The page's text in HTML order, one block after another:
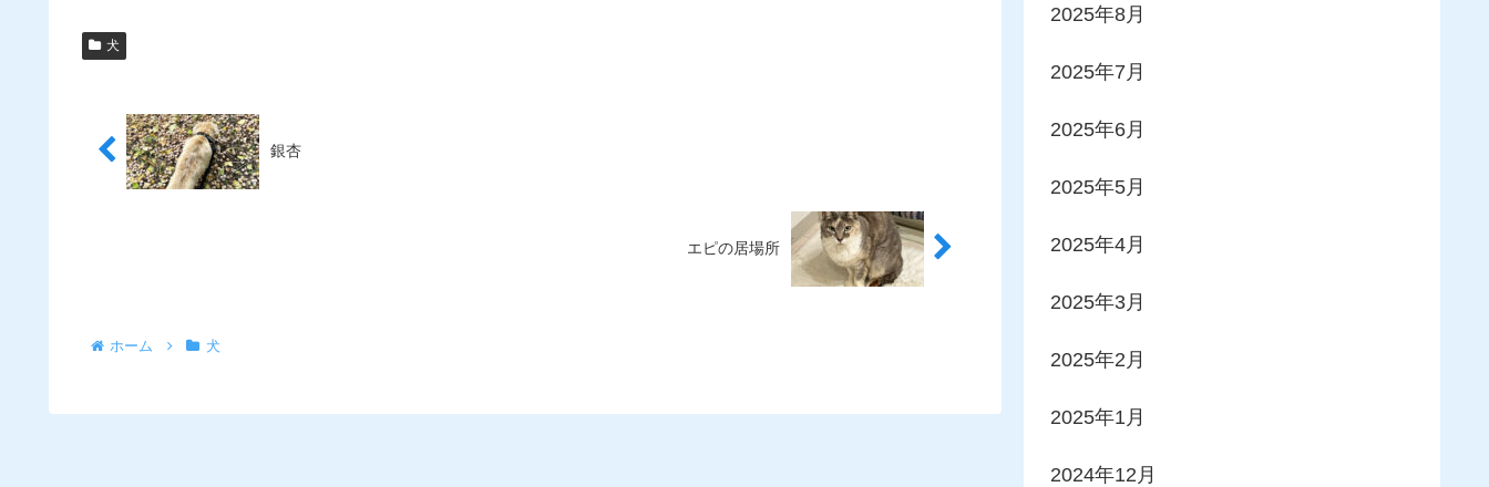
犬
銀杏
エピの居場所
ホーム 犬
2025年8月
2025年7月
2025年6月
2025年5月
2025年4月
2025年3月
2025年2月
2025年1月
2024年12月